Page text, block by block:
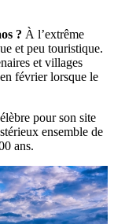
? À l’extrême
et peu touristique.
et villages
février lorsque le
pour son site
ensemble de
ans.